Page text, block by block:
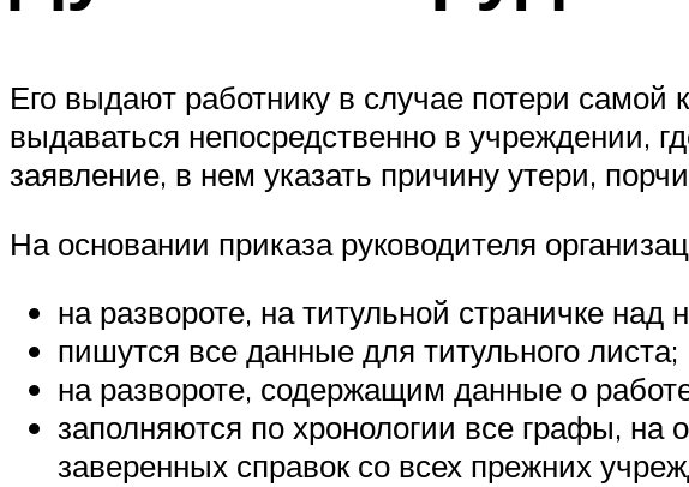
Его выдают работнику в случае потери
выдаваться непосредственно в учреждении,
заявление, в нем указать причину утери,
На основании приказа руководителя
на развороте, на титульной страничке
пишутся все данные для титульного листа;
на развороте, содержащим данные о
заполняются по хронологии все графы, на
заверенных справок со всех прежних